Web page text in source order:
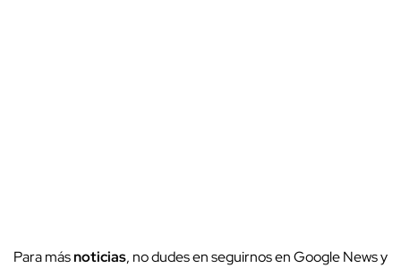
Para másnoticias, no dudes en seguirnos en Google News y